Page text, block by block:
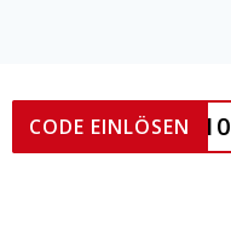
SSENZA10
CODE EINLÖSEN